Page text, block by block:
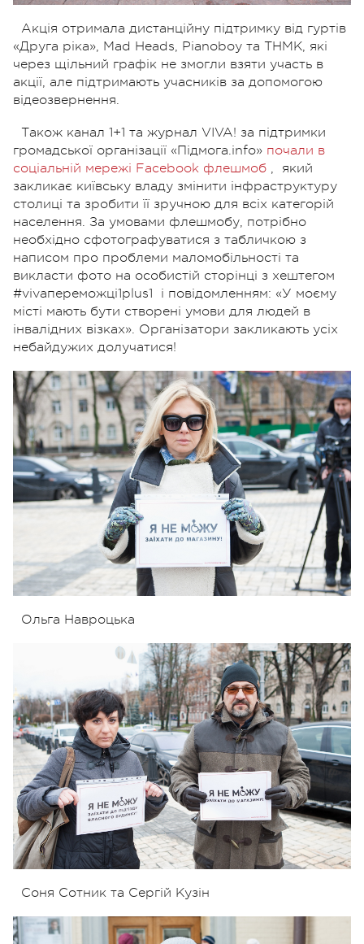
Акція отримала дистанційну підтримку від гуртів
«Друга ріка», Mad Heads, Pianoboy та ТНМК, які
через щільний графік не змогли взяти участь в
акції, але підтримають учасників за допомогою
відеозвернення.
Також канал 1+1 та журнал VIVA! за підтримки
громадської організації «Підмога.info» почали в
соціальній мережі Facebook флешмоб , який
закликає київську владу змінити інфраструктуру
столиці та зробити її зручною для всіх категорій
населення. За умовами флешмобу, потрібно
необхідно сфотографуватися з табличкою з
написом про проблеми маломобільності та
викласти фото на особистій сторінці з хештегом
#vivaпереможці1plus1 і повідомленням: «У моєму
місті мають бути створені умови для людей в
інвалідних візках». Організатори закликають усіх
небайдужих долучатися!
Ольга Навроцька
Соня Сотник та Сергій Кузін